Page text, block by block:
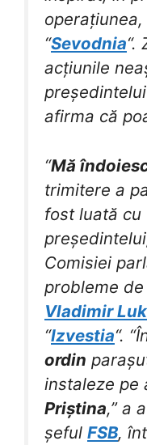
“Sevodnia“.
acțiunile
afirma că
“Mă
trimitere a
fost luată cu
Comisiei
probleme
Vladimir
“Izvestia“.
ordin
instaleze pe
Priștina,” a
șeful FSB,